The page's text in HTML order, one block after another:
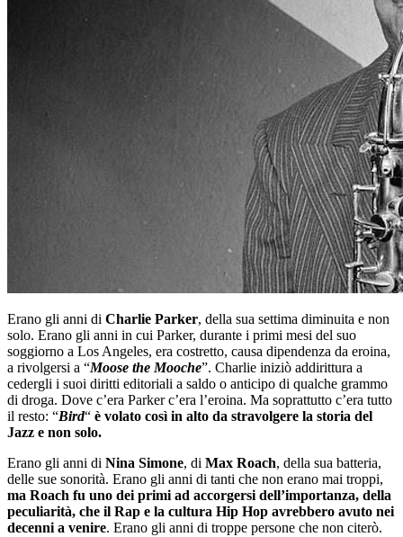
Erano gli anni di Charlie Parker, della sua settima diminuita e non
solo. Erano gli anni in cui Parker, durante i primi mesi del suo
soggiorno a Los Angeles, era costretto, causa dipendenza da eroina,
a rivolgersi a “Moose the Mooche”. Charlie iniziò addirittura a
cedergli i suoi diritti editoriali a saldo o anticipo di qualche grammo
di droga. Dove c’era Parker c’era l’eroina. Ma soprattutto c’era tutto
il resto: “Bird“ è volato così in alto da stravolgere la storia del
Jazz e non solo.
Erano gli anni di Nina Simone, di Max Roach, della sua batteria,
delle sue sonorità. Erano gli anni di tanti che non erano mai troppi,
ma Roach fu uno dei primi ad accorgersi dell’importanza, della
peculiarità, che il Rap e la cultura Hip Hop avrebbero avuto nei
decenni a venire. Erano gli anni di troppe persone che non citerò.